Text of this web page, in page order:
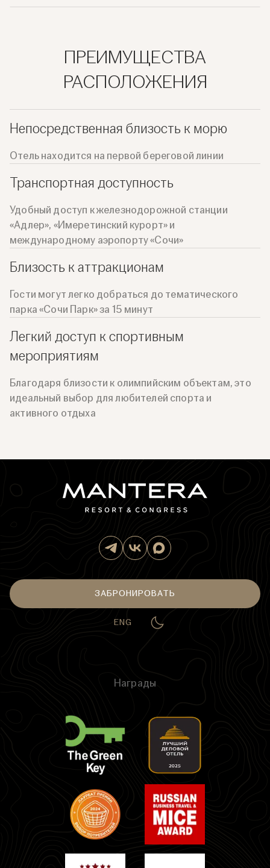
ПРЕИМУЩЕСТВА
РАСПОЛОЖЕНИЯ
Непосредственная близость к морю
Отель находится на первой береговой линии
Транспортная доступность
Удобный доступ к железнодорожной станции
«Адлер», «Имеретинский курорт» и
международному аэропорту «Сочи»
Близость к аттракционам
Гости могут легко добраться до тематического
парка «Сочи Парк» за 15 минут
Легкий доступ к спортивным
мероприятиям
Благодаря близости к олимпийским объектам, это
идеальный выбор для любителей спорта и
активного отдыха
Награды
ENG
ЗАБРОНИРОВАТЬ